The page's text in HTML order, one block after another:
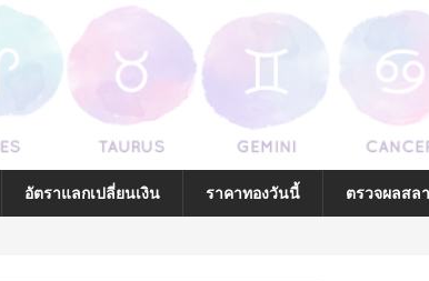
อัตราแลกเปลี่ยนเงิน ราคาทองวันนี้ ตรวจผลสล